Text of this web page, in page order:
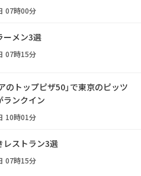
07時00分
ーメン3選
07時15分
のトップピザ50」で東京のピッツ
ランクイン
10時01分
レストラン3選
07時15分